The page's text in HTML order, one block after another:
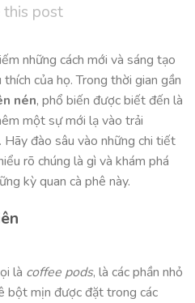
this post
những cách mới và sáng tạo
của họ. Trong thời gian gần
nén, phổ biến được biết đến là
một sự mới lạ vào trải
đào sâu vào những chi tiết
rõ chúng là gì và khám phá
kỳ quan cà phê này.
là coffee pods, là các phần nhỏ
bột mịn được đặt trong các